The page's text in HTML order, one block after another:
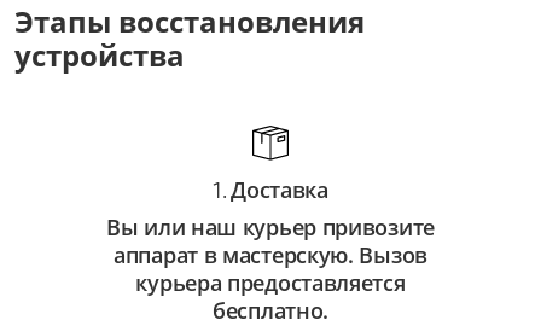
Этапы восстановления
устройства
1.Доставка
Вы или наш курьер привозите
аппарат в мастерскую. Вызов
курьера предоставляется
бесплатно.